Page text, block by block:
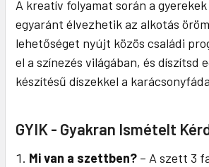
A kreatív folyamat során a
egyaránt élvezhetik az alkotás
lehetőséget nyújt közös családi
el a színezés világában, és díszítsd
készítésű díszekkel a
GYIK - Gyakran Ismételt
Mi van a szettben? – A szett 3